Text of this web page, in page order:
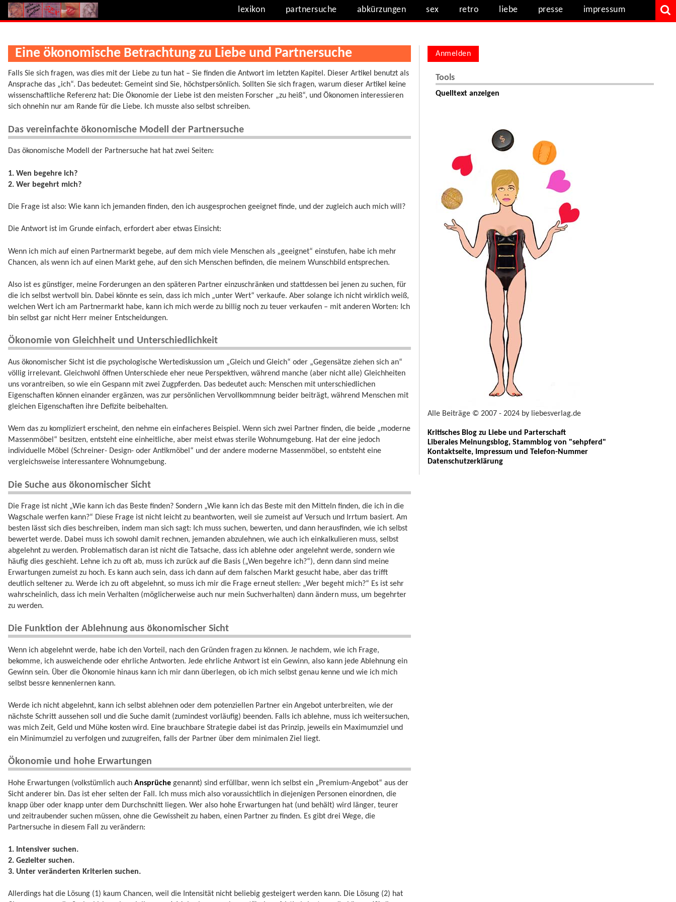
lexikon partnersuche abkürzungen sex retro liebe presse impressum
Eine ökonomische Betrachtung zu Liebe und Partnersuche
Falls Sie sich fragen, was dies mit der Liebe zu tun hat – Sie finden die Antwort im letzten Kapitel. Dieser Artikel benutzt als
Ansprache das „ich“. Das bedeutet: Gemeint sind Sie, höchstpersönlich. Sollten Sie sich fragen, warum dieser Artikel keine
wissenschaftliche Referenz hat: Die Ökonomie der Liebe ist den meisten Forscher „zu heiß“, und Ökonomen interessieren
sich ohnehin nur am Rande für die Liebe. Ich musste also selbst schreiben.
Das vereinfachte ökonomische Modell der Partnersuche
Das ökonomische Modell der Partnersuche hat hat zwei Seiten:
1. Wen begehre ich?
2. Wer begehrt mich?
Die Frage ist also: Wie kann ich jemanden finden, den ich ausgesprochen geeignet finde, und der zugleich auch mich will?
Die Antwort ist im Grunde einfach, erfordert aber etwas Einsicht:
Wenn ich mich auf einen Partnermarkt begebe, auf dem mich viele Menschen als „geeignet“ einstufen, habe ich mehr
Chancen, als wenn ich auf einen Markt gehe, auf den sich Menschen befinden, die meinem Wunschbild entsprechen.
Also ist es günstiger, meine Forderungen an den späteren Partner einzuschränken und stattdessen bei jenen zu suchen, für
die ich selbst wertvoll bin. Dabei könnte es sein, dass ich mich „unter Wert“ verkaufe. Aber solange ich nicht wirklich weiß,
welchen Wert ich am Partnermarkt habe, kann ich mich werde zu billig noch zu teuer verkaufen – mit anderen Worten: Ich
bin selbst gar nicht Herr meiner Entscheidungen.
Ökonomie von Gleichheit und Unterschiedlichkeit
Aus ökonomischer Sicht ist die psychologische Wertediskussion um „Gleich und Gleich“ oder „Gegensätze ziehen sich an“
völlig irrelevant. Gleichwohl öffnen Unterschiede eher neue Perspektiven, während manche (aber nicht alle) Gleichheiten
uns vorantreiben, so wie ein Gespann mit zwei Zugpferden. Das bedeutet auch: Menschen mit unterschiedlichen
Eigenschaften können einander ergänzen, was zur persönlichen Vervollkommnung beider beiträgt, während Menschen mit
gleichen Eigenschaften ihre Defizite beibehalten.
Wem das zu kompliziert erscheint, den nehme ein einfacheres Beispiel. Wenn sich zwei Partner finden, die beide „moderne
Massenmöbel“ besitzen, entsteht eine einheitliche, aber meist etwas sterile Wohnumgebung. Hat der eine jedoch
individuelle Möbel (Schreiner- Design- oder Antikmöbel“ und der andere moderne Massenmöbel, so entsteht eine
vergleichsweise interessantere Wohnumgebung.
Die Suche aus ökonomischer Sicht
Die Frage ist nicht „Wie kann ich das Beste finden? Sondern „Wie kann ich das Beste mit den Mitteln finden, die ich in die
Wagschale werfen kann?“ Diese Frage ist nicht leicht zu beantworten, weil sie zumeist auf Versuch und Irrtum basiert. Am
besten lässt sich dies beschreiben, indem man sich sagt: Ich muss suchen, bewerten, und dann herausfinden, wie ich selbst
bewertet werde. Dabei muss ich sowohl damit rechnen, jemanden abzulehnen, wie auch ich einkalkulieren muss, selbst
abgelehnt zu werden. Problematisch daran ist nicht die Tatsache, dass ich ablehne oder angelehnt werde, sondern wie
häufig dies geschieht. Lehne ich zu oft ab, muss ich zurück auf die Basis („Wen begehre ich?“), denn dann sind meine
Erwartungen zumeist zu hoch. Es kann auch sein, dass ich dann auf dem falschen Markt gesucht habe, aber das trifft
deutlich seltener zu. Werde ich zu oft abgelehnt, so muss ich mir die Frage erneut stellen: „Wer begeht mich?“ Es ist sehr
wahrscheinlich, dass ich mein Verhalten (möglicherweise auch nur mein Suchverhalten) dann ändern muss, um begehrter
zu werden.
Die Funktion der Ablehnung aus ökonomischer Sicht
Wenn ich abgelehnt werde, habe ich den Vorteil, nach den Gründen fragen zu können. Je nachdem, wie ich Frage,
bekomme, ich ausweichende oder ehrliche Antworten. Jede ehrliche Antwort ist ein Gewinn, also kann jede Ablehnung ein
Gewinn sein. Über die Ökonomie hinaus kann ich mir dann überlegen, ob ich mich selbst genau kenne und wie ich mich
selbst bessre kennenlernen kann.
Werde ich nicht abgelehnt, kann ich selbst ablehnen oder dem potenziellen Partner ein Angebot unterbreiten, wie der
nächste Schritt aussehen soll und die Suche damit (zumindest vorläufig) beenden. Falls ich ablehne, muss ich weitersuchen,
was mich Zeit, Geld und Mühe kosten wird. Eine brauchbare Strategie dabei ist das Prinzip, jeweils ein Maximumziel und
ein Minimumziel zu verfolgen und zuzugreifen, falls der Partner über dem minimalen Ziel liegt.
Ökonomie und hohe Erwartungen
Hohe Erwartungen (volkstümlich auch Ansprüche genannt) sind erfüllbar, wenn ich selbst ein „Premium-Angebot“ aus der
Sicht anderer bin. Das ist eher selten der Fall. Ich muss mich also voraussichtlich in diejenigen Personen einordnen, die
knapp über oder knapp unter dem Durchschnitt liegen. Wer also hohe Erwartungen hat (und behält) wird länger, teurer
und zeitraubender suchen müssen, ohne die Gewissheit zu haben, einen Partner zu finden. Es gibt drei Wege, die
Partnersuche in diesem Fall zu verändern:
1. Intensiver suchen.
2. Gezielter suchen.
3. Unter veränderten Kriterien suchen.
Allerdings hat die Lösung (1) kaum Chancen, weil die Intensität nicht beliebig gesteigert werden kann. Die Lösung (2) hat
Anmelden
Tools
Quelltext anzeigen
Alle Beiträge © 2007 - 2024 by liebesverlag.de
Kritisches Blog zu Liebe und Parterschaft
Liberales Meinungsblog, Stammblog von "sehpferd"
Kontaktseite, Impressum und Telefon-Nummer
Datenschutzerklärung